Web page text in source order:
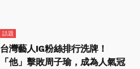
話題
台灣藝人IG粉絲排行洗牌！
「他」擊敗周子瑜，成為人氣冠